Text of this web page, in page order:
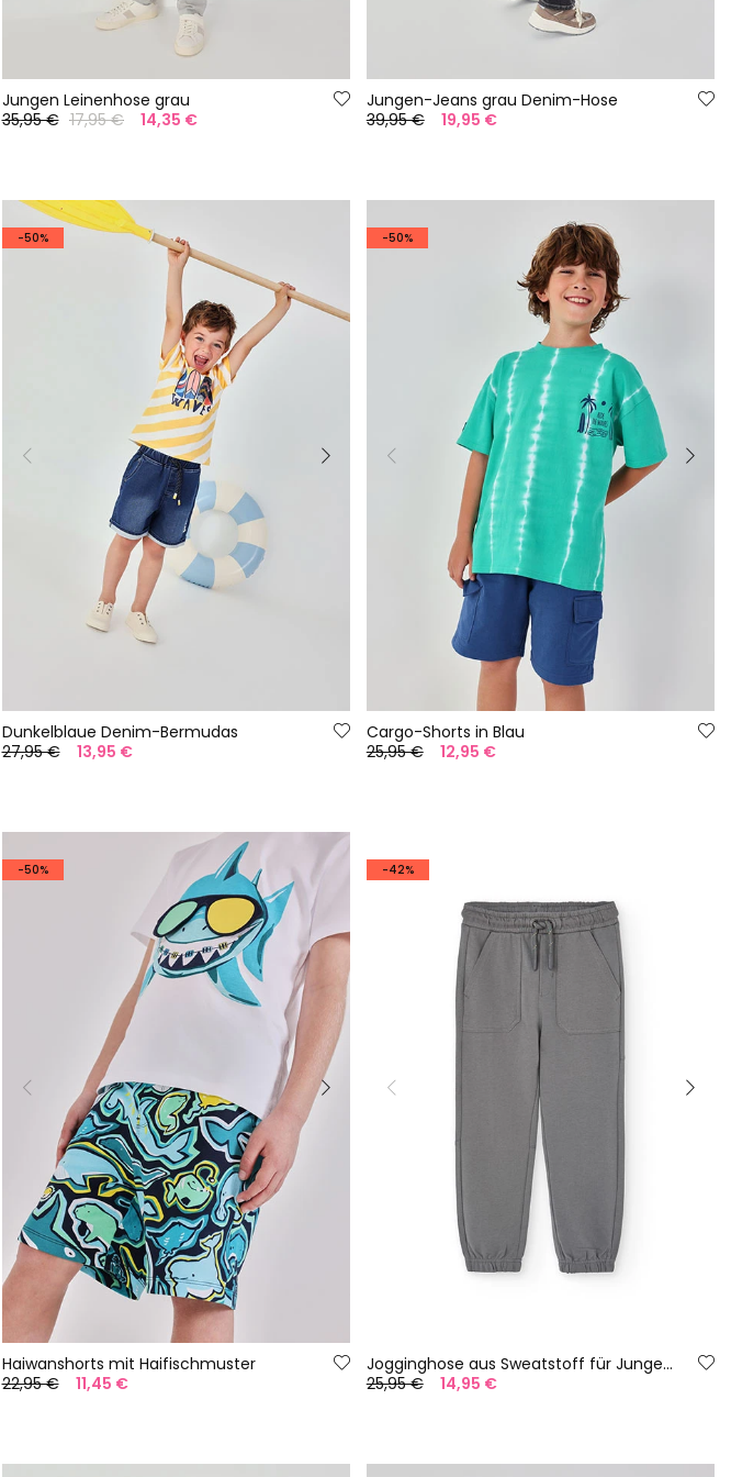
Jungen Leinenhose grau
35,95 € 17,95 € 14,35 €
Jungen-Jeans grau Denim-Hose
39,95 €
19,95 €
-50%
Dunkelblaue Denim-Bermudas
27,95 €
13,95 €
-50%
Cargo-Shorts in Blau
25,95 €
12,95 €
-50%
Haiwanshorts mit Haifischmuster
22,95 €
11,45 €
-42%
Jogginghose aus Sweatstoff für Jungen in Grau
25,95 €
14,95 €